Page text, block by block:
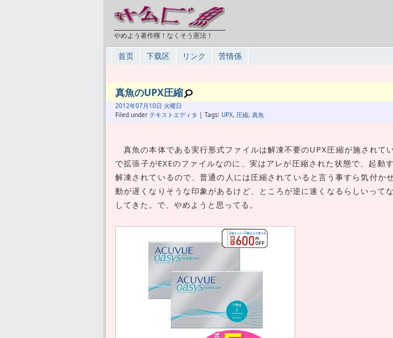
やめよう著作権！なくそう憲法！
首页 下载区 リンク 苦情係
真魚のUPX圧縮
2012年07月 10日 火曜日
Filed under テキストエディタ | Tags: UPX, 圧縮, 真魚
真魚の本体である実行形式ファイルは解凍不要のUPX圧縮が施されて
で拡張子がEXEのファイルなのに、実はアレが圧縮された状態で、起動
解凍されているので、普通の人には圧縮されていると言う事すら気付か
動が遅くなりそうな印象があるけど、ところが逆に速くなるらしいって
してきた。で、やめようと思ってる。